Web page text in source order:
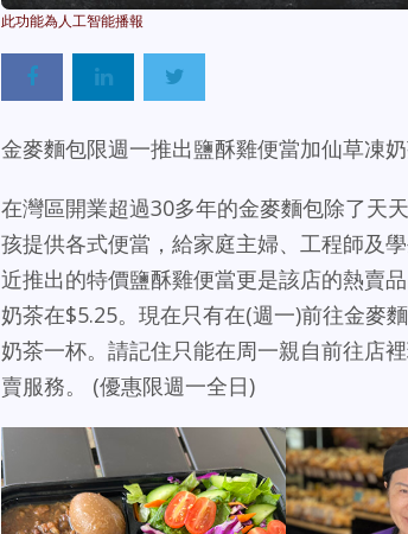
金麥麵包限週一推出鹽酥雞便當加仙草凍
在灣區開業超過30多年的金麥麵包除了天
孩提供各式便當，給家庭主婦、工程師及
近推出的特價鹽酥雞便當更是該店的熱賣
奶茶在$5.25。現在只有在(週一)前往金麥
奶茶一杯。請記住只能在周一親自前往店
賣服務。 (優惠限週一全日)